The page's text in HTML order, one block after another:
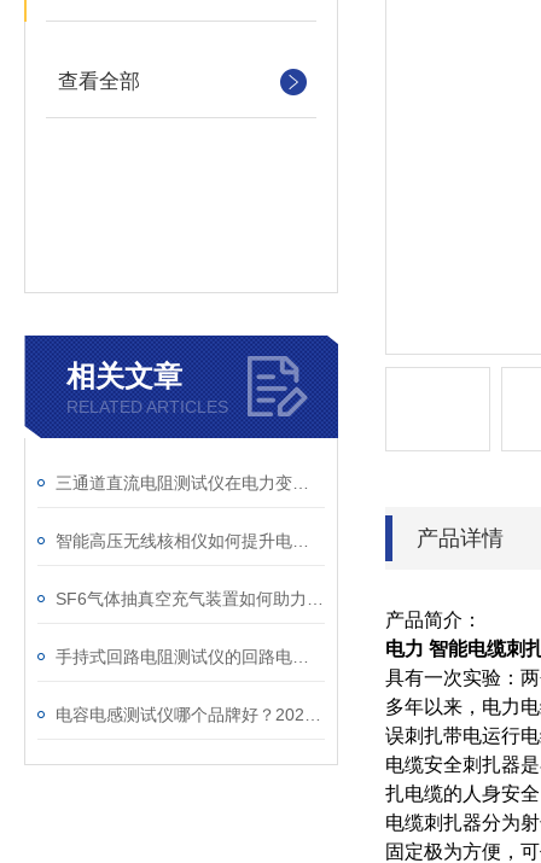
查看全部
相关文章
RELATED ARTICLES
产品详情
产品简介：
电力 智能电缆刺
具有一次实验：
多年以来，电力
误刺扎带电运行
电缆安全刺扎器
扎电缆的人身安
电缆刺扎器分为
固定极为方便，